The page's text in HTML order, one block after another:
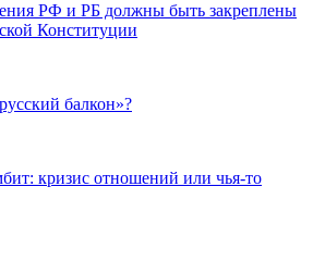
РФ и РБ должны быть закреплены
Конституции
балкон»?
кризис отношений или чья-то